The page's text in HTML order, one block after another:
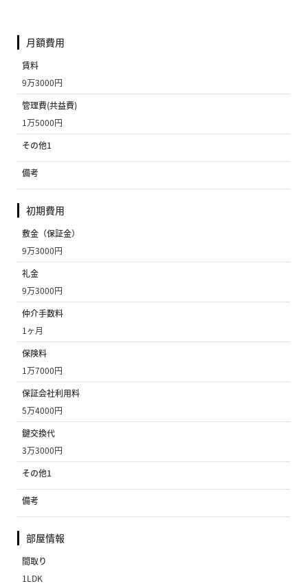
月額費用
賃料
9万3000円
管理費(共益費)
1万5000円
その他1
備考
初期費用
敷金（保証金）
9万3000円
礼金
9万3000円
仲介手数料
1ヶ月
保険料
1万7000円
保証会社利用料
5万4000円
鍵交換代
3万3000円
その他1
備考
部屋情報
間取り
1LDK